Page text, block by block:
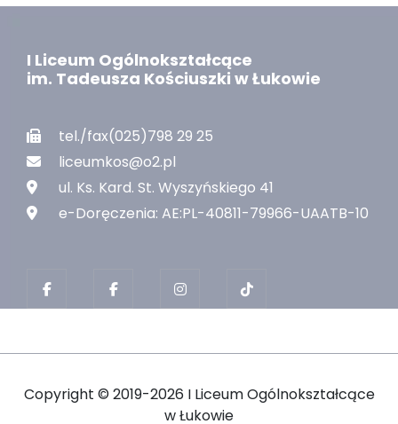
I Liceum Ogólnokształcące
im. Tadeusza Kościuszki w Łukowie
tel./fax(025)798 29 25
liceumkos@o2.pl
ul. Ks. Kard. St. Wyszyńskiego 41
e-Doręczenia: AE:PL-40811-79966-UAATB-10
Copyright © 2019-2026 I Liceum Ogólnokształcące
w Łukowie